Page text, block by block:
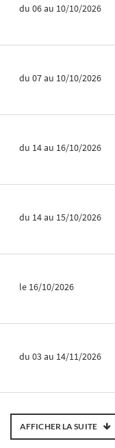
du 06au 10/10/2026
du 07au 10/10/2026
du 14au 16/10/2026
du 14au 15/10/2026
le 16/10/2026
du 03au 14/11/2026
AFFICHER LA SUITE